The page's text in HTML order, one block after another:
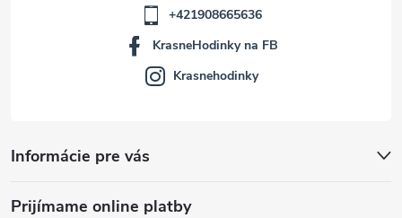
Informácie pre vás
Prijímame online platby
+421908665636
KrasneHodinky na FB
Krasnehodinky